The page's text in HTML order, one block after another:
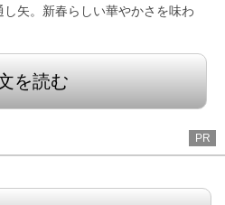
矢。新春らしい華やかさを味わ
を読む
PR